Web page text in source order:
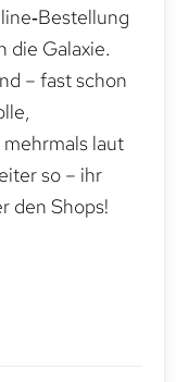
die Galaxie.
– fast schon
laut
so – ihr
den Shops!